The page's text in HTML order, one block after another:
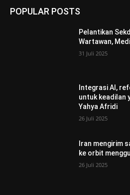
POPULAR POSTS
Pelantikan
Wartawan,
31 Juli 2025
Integrasi AI,
untuk keadilan
Yahya Afridi
26 Juli 2025
Iran mengirim
ke orbit
26 Juli 2025